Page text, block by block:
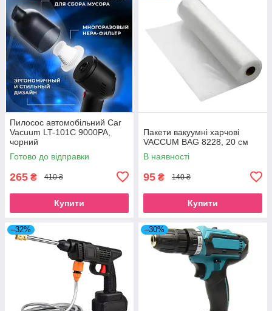
Пилосос автомобільний Car
Vacuum LT-101C 9000PA,
чорний
Готово до відправки
265 ₴ 410 ₴
Купити
Пакети вакуумні харчові
VACCUM BAG 8228, 20 см
В наявності
95 ₴ 140 ₴
Купити
–32% –30%